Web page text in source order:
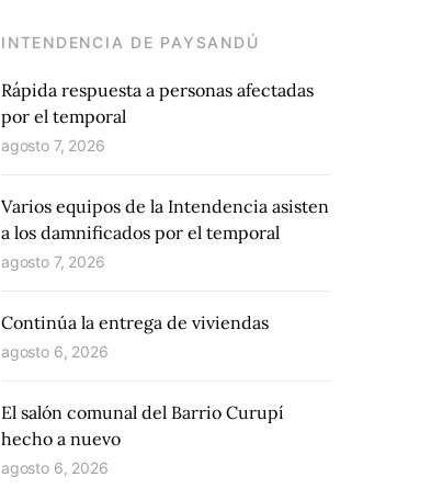
INTENDENCIA DE PAYSANDÚ
Rápida respuesta a personas afectadas
por el temporal
agosto 7, 2026
Varios equipos de la Intendencia asisten
a los damnificados por el temporal
agosto 7, 2026
Continúa la entrega de viviendas
agosto 6, 2026
El salón comunal del Barrio Curupí
hecho a nuevo
agosto 6, 2026